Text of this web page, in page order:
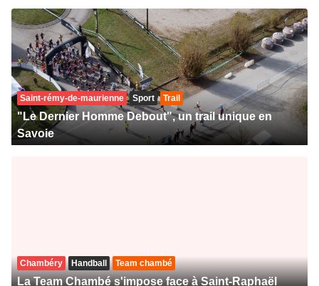
Saint-rémy-de-maurienne Sport Trail
"Le Dernier Homme Debout", un trail unique en
Savoie
Chambéry Handball Team chambé
La Team Chambé s'impose face à Saint-Raphaël